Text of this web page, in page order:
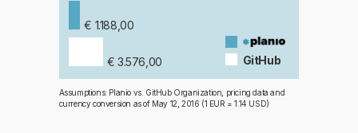
€ 1.188,00
€ 3.576,00 GitHub
Assumptions: Planio vs. GitHub Organization, pricing data and
currency conversion as of May 12, 2016 (1 EUR = 1.14 USD)